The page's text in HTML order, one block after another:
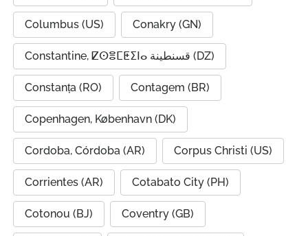
Columbus (US) Conakry (GN)
Constantine, ⵇⵙⴻⵎⵟⵉⵏⴰ قسنطينة (DZ)
Constanța (RO) Contagem (BR)
Copenhagen, København (DK)
Cordoba, Córdoba (AR) Corpus Christi (US)
Corrientes (AR) Cotabato City (PH)
Cotonou (BJ) Coventry (GB)